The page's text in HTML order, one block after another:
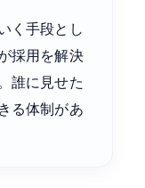
く手段とし
採用を解決
誰に見せた
る体制があ